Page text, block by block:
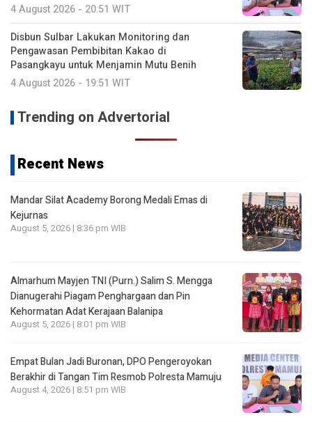
4 August 2026 - 20:51 WIT
Disbun Sulbar Lakukan Monitoring dan
Pengawasan Pembibitan Kakao di
Pasangkayu untuk Menjamin Mutu Benih
4 August 2026 - 19:51 WIT
Trending on Advertorial
Recent News
Mandar Silat Academy Borong Medali Emas di
Kejurnas
August 5, 2026 | 8:36 pm WIB
Almarhum Mayjen TNI (Purn.) Salim S. Mengga
Dianugerahi Piagam Penghargaan dan Pin
Kehormatan Adat Kerajaan Balanipa
August 5, 2026 | 8:01 pm WIB
Empat Bulan Jadi Buronan, DPO Pengeroyokan
Berakhir di Tangan Tim Resmob Polresta Mamuju
August 4, 2026 | 8:51 pm WIB